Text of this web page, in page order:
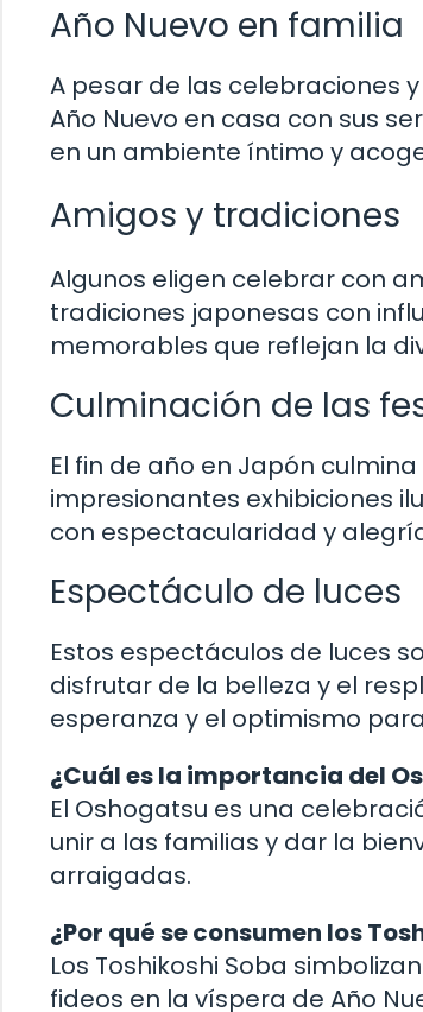
Año Nuevo en familia
A pesar de las celebraciones
Año Nuevo en casa con sus
en un ambiente íntimo y
Amigos y tradiciones
Algunos eligen celebrar con
tradiciones japonesas con
memorables que reflejan la
Culminación de las
El fin de año en Japón
impresionantes exhibiciones
con espectacularidad y
Espectáculo de luces
Estos espectáculos de luces
disfrutar de la belleza y el
esperanza y el optimismo
¿Cuál es la importancia del
El Oshogatsu es una
unir a las familias y dar la
arraigadas.
¿Por qué se consumen los
Los Toshikoshi Soba
fideos en la víspera de Año